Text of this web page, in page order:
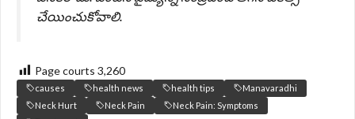
చేయించుకోవాలి.
Page courts 3,260
causes health news health tips
Manavaradhi
Neck Hurt
Neck Pain
Neck Pain: Symptoms